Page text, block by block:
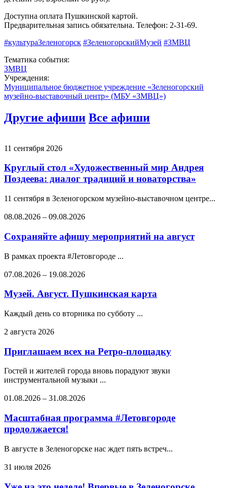
Доступна оплата Пушкинской картой.
Предварительная запись обязательна. Телефон: 2-31-69.
#культураЗеленогорск #ЗеленогорскийМузей #ЗМВЦ
Тематика события:
ЗМВЦ
Учреждения:
Муниципальное бюджетное учреждение «Зеленогорский
музейно-выставочный центр» (МБУ «ЗМВЦ»)
Другие афиши Все афиши
11 сентября 2026
Круглый стол «Художественный мир Андрея
Поздеева: диалог традиций и новаторства»
11 сентября в Зеленогорском музейно-выставочном центре...
08.08.2026 – 09.08.2026
Сохраняйте афишу мероприятий на август
В рамках проекта #Летовгороде ...
07.08.2026 – 19.08.2026
Музей. Август. Пушкинская карта
Каждый день со вторника по субботу ...
2 августа 2026
Приглашаем всех на Ретро-площадку
Гостей и жителей города вновь порадуют звуки
инструментальной музыки ...
01.08.2026 – 31.08.2026
Масштабная программа #Летовгороде
продолжается!
В августе в Зеленогорске нас ждет пять встреч...
31 июля 2026